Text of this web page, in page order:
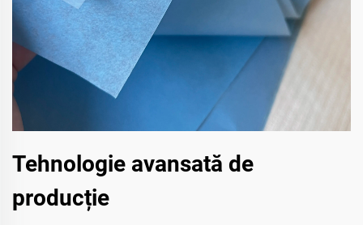
Tehnologie avansată de
producție